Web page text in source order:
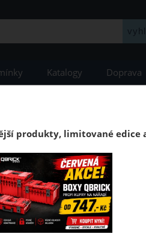
Katalogy Doprava
Kročejová izolace
mm. Použití jako podložka -
produkty, limitované edice